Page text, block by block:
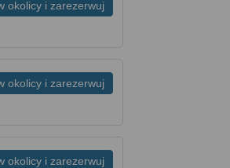
okolicy i zarezerwuj
okolicy i zarezerwuj
okolicy i zarezerwuj